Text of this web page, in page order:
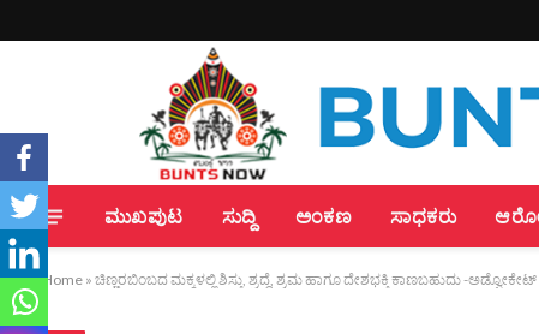
ಮುಖಪುಟ ಸುದ್ದಿ ಅಂಕಣ ಸಾಧಕರು
Home » ಚಿಣ್ಣರಬಿಂಬದ ಮಕ್ಕಳಲ್ಲಿ ಶಿಸ್ತು, ಶ್ರದ್ಧೆ, ಶ್ರಮ ಹಾಗೂ ದೇಶಭಕ್ತಿ ಕಾಣಬಹುದು -